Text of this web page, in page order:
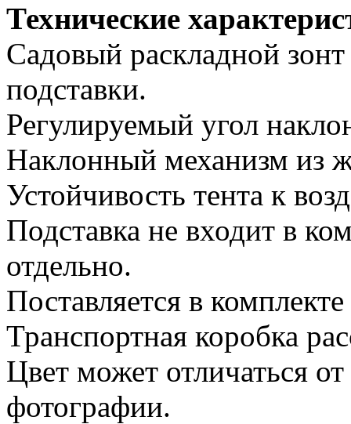
Технические
Садовый раскладной
подставки.
Регулируемый угол
Наклонный механизм из
Устойчивость тента к
Подставка не входит в
отдельно.
Поставляется в
Транспортная коробка
Цвет может отличаться
фотографии.